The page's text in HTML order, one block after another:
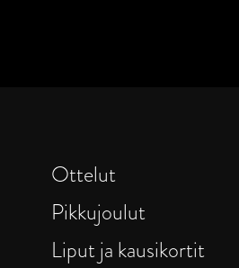
Ottelut
Pikkujoulut
Liput ja kausikortit